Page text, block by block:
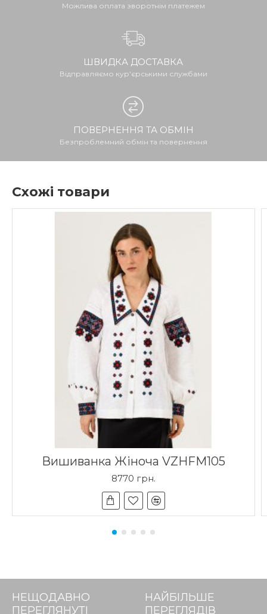
Можлива оплата зворотнім платежем
ШВИДКА ДОСТАВКА
Відправляємо кур'єрськими службами
ПОВЕРНЕННЯ ТА ОБМІН
Безпроблемний обмін та повернення
Схожі товари
Вишиванка Жіноча VZHFM105
8770 грн.
НЕЩОДАВНО
ПЕРЕГЛЯНУТІ
НАЙБІЛЬШЕ
ПЕРЕГЛЯДІВ